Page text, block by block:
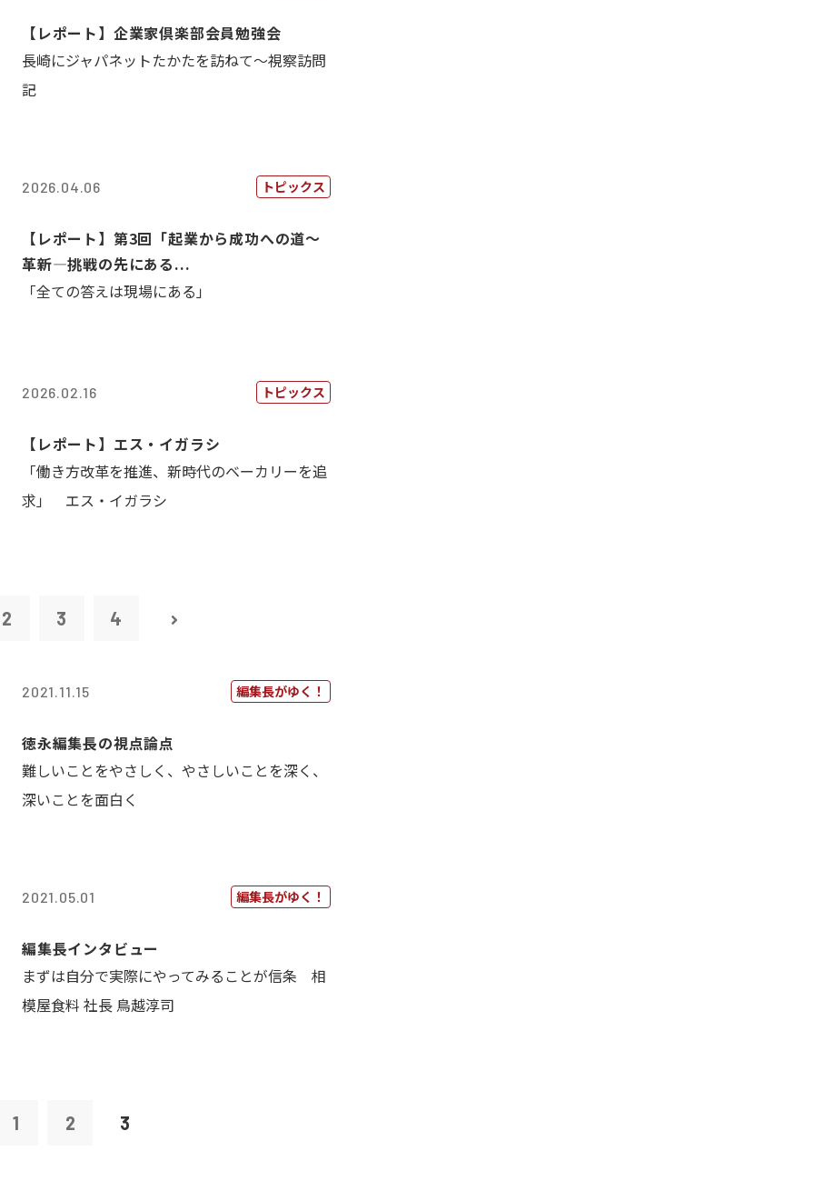
【レポート】企業家倶楽部会員勉強会
長崎にジャパネットたかたを訪ねて～視察訪問
記
2026.04.06 トピックス
【レポート】第3回「起業から成功への道～
革新―挑戦の先にある...
「全ての答えは現場にある」
2026.02.16 トピックス
【レポート】エス・イガラシ
「働き方改革を推進、新時代のベーカリーを追
求」 エス・イガラシ
2 3 4
2021.11.15 編集長がゆく！
徳永編集長の視点論点
難しいことをやさしく、やさしいことを深く、
深いことを面白く
2021.05.01 編集長がゆく！
編集長インタビュー
まずは自分で実際にやってみることが信条 相
模屋食料 社長 鳥越淳司
1 2 3